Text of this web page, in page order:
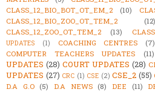
CLASS_12_BIO_BOT_OT_EM_2
(10)
CLASS_12_BIO_ZOO_OT_TEM_2
(12)
CLASS_12_ZOO_OT_TEM_2
(13)
UPDATES
(1) COACHING CENTRES (7)
COMPUTER TEACHERS UPDATES (11)
UPDATES (28) COURT UPDATES (28)
UPDATES (27) CRC (1) CSE (2) CSE_2 (55)
D.A G.O (5) D.A NEWS (8) DEE (11)